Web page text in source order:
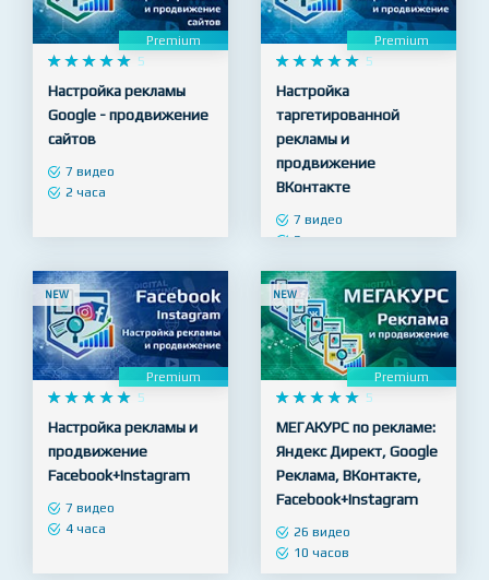
NEW
    
     5
Google - продвижение
сайтов
NEW
    
     5
Настройка
таргетированной
продвижение
7 видео
3 часа
NEW
Premium
    
     5
Настройка рекламы и
продвижение
Facebook+Instagram
NEW
Premium
    
     5
МЕГАКУРС по рекламе:
Яндекс Директ, Google
Реклама, ВКонтакте,
Facebook+Instagram